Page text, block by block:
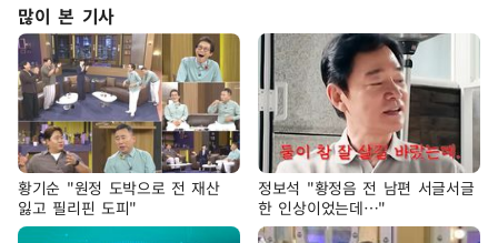
많이 본 기사
황기순 "원정 도박으로 전 재산
잃고 필리핀 도피"
정보석 "황정음 전 남편 서글서글
한 인상이었는데…"